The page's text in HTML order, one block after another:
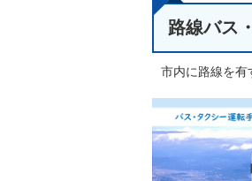
路線バス
市内に路線を有